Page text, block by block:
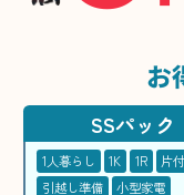
お
SSパック
1人暮らし 1K 1R
片
引越し準備
小型家電